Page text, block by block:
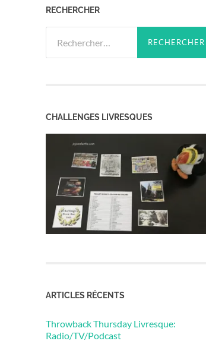
RECHERCHER
CHALLENGES LIVRESQUES
ARTICLES RÉCENTS
Throwback Thursday Livresque:
Radio/TV/Podcast